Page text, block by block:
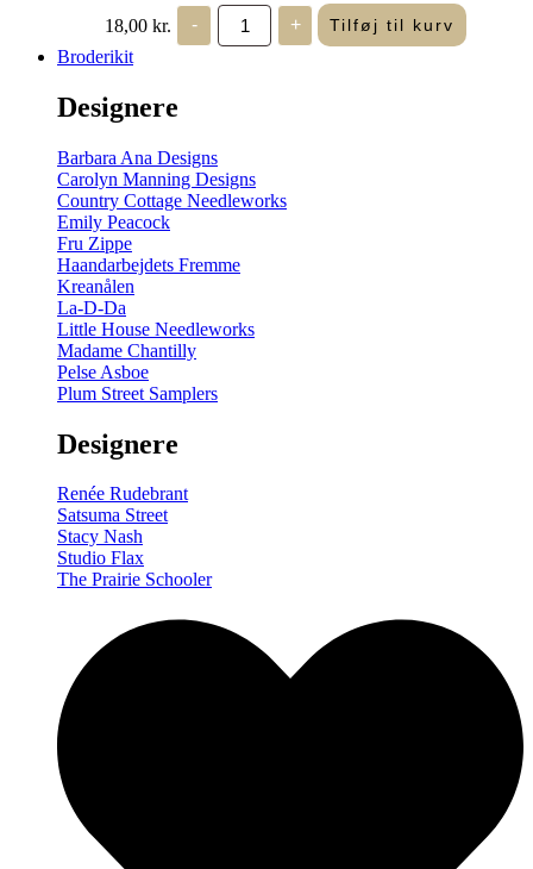
18,00 kr. -
Gütermann
Ritråd
-
+ Tilføj til kurv
Broderikit
Designere
Barbara Ana Designs
Carolyn Manning Designs
Country Cottage Needleworks
Emily Peacock
Fru Zippe
Haandarbejdets Fremme
Kreanålen
La-D-Da
Little House Needleworks
Madame Chantilly
Pelse Asboe
Plum Street Samplers
Designere
Renée Rudebrant
Satsuma Street
Stacy Nash
Studio Flax
The Prairie Schooler